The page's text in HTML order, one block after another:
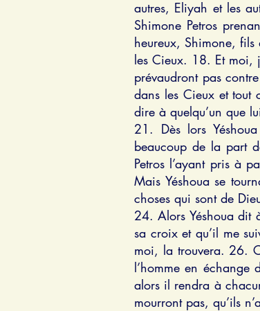
autres, Eliyah et les
Shimone Petros
heureux, Shimone, fils
les Cieux. 18. Et moi,
prévaudront pas
dans les Cieux et tout
dire à quelqu’un que
21. Dès lors
beaucoup de la part
Petros l’ayant pris à
Mais Yéshoua se
choses qui sont de
24. Alors Yéshoua dit
sa croix et qu’il me
moi, la trouvera. 26.
l’homme en
alors il rendra à
mourront pas, qu’ils